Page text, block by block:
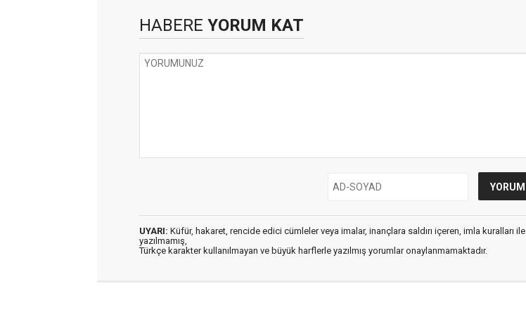
HABERE YORUM KAT
UYARI: Küfür, hakaret, rencide edici cümleler veya imalar, inançlara saldırı içeren, imla kuralları ile
yazılmamış,
Türkçe karakter kullanılmayan ve büyük harflerle yazılmış yorumlar onaylanmamaktadır.